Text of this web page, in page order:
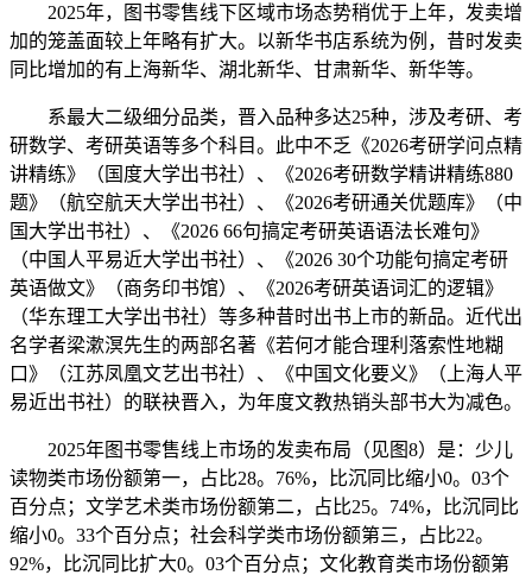
2025年，图书零售线下区域市场态势稍优于上年，发卖增
加的笼盖面较上年略有扩大。以新华书店系统为例，昔时发卖
同比增加的有上海新华、湖北新华、甘肃新华、新华等。
系最大二级细分品类，晋入品种多达25种，涉及考研、考
研数学、考研英语等多个科目。此中不乏《2026考研学问点精
讲精练》（国度大学出书社）、《2026考研数学精讲精练880
题》（航空航天大学出书社）、《2026考研通关优题库》（中
国大学出书社）、《2026 66句搞定考研英语语法长难句》
（中国人平易近大学出书社）、《2026 30个功能句搞定考研
英语做文》（商务印书馆）、《2026考研英语词汇的逻辑》
（华东理工大学出书社）等多种昔时出书上市的新品。近代出
名学者梁漱溟先生的两部名著《若何才能合理利落索性地糊
口》（江苏凤凰文艺出书社）、《中国文化要义》（上海人平
易近出书社）的联袂晋入，为年度文教热销头部书大为减色。
2025年图书零售线上市场的发卖布局（见图8）是：少儿
读物类市场份额第一，占比28。76%，比沉同比缩小0。03个
百分点；文学艺术类市场份额第二，占比25。74%，比沉同比
缩小0。33个百分点；社会科学类市场份额第三，占比22。
92%，比沉同比扩大0。03个百分点；文化教育类市场份额第